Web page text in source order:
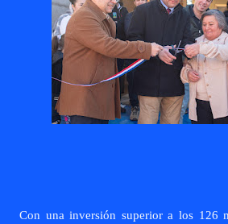
Con una inversión superior a los 126